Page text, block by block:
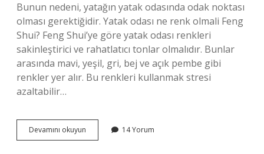
Bunun nedeni, yatağın yatak odasında odak noktası
olması gerektiğidir. Yatak odası ne renk olmali Feng
Shui? Feng Shui’ye göre yatak odası renkleri
sakinleştirici ve rahatlatıcı tonlar olmalıdır. Bunlar
arasında mavi, yeşil, gri, bej ve açık pembe gibi
renkler yer alır. Bu renkleri kullanmak stresi
azaltabilir…
Devamını okuyun
Shui
14 Yorum